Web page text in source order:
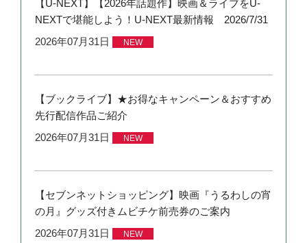
【U-NEXT】【2026年話題作】映画＆ライブをU-
NEXTで堪能しよう！U-NEXT最新情報 2026/7/31
2026年07月31日
NEW
【ブックライブ】★お得なキャンペーン＆おすすめ
先行配信作品ご紹介
2026年07月31日
NEW
【セブンネットショッピング】映画『うるわしの宵
の月』グッズ付きムビチケ前売券のご案内
2026年07月31日
NEW